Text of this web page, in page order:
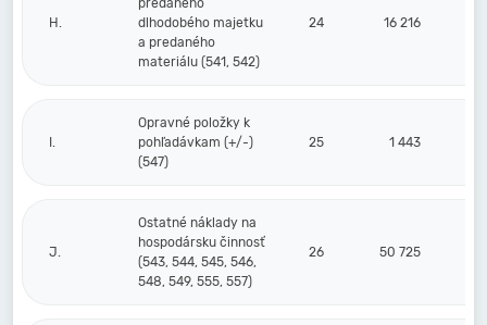
H.
predaného
dlhodobého majetku
a predaného
materiálu (541, 542)
24 16 216
I.
Opravné položky k
pohľadávkam (+/-)
(547)
25 1 443
J.
Ostatné náklady na
hospodársku činnosť
(543, 544, 545, 546,
548, 549, 555, 557)
26 50 725